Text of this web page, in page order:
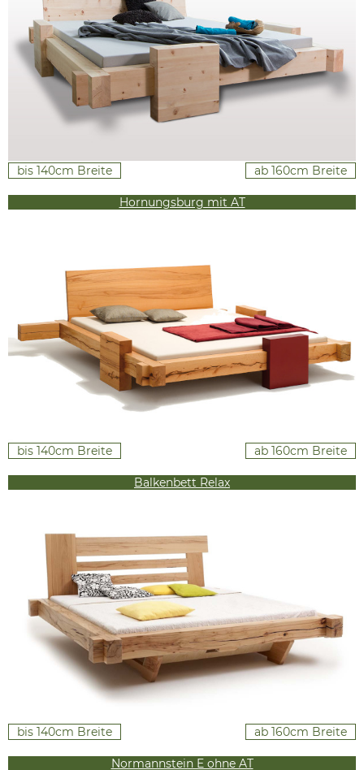
bis 140cm Breite ab 160cm Breite
Hornungsburg mit AT
bis 140cm Breite ab 160cm Breite
Balkenbett Relax
bis 140cm Breite ab 160cm Breite
Normannstein E ohne AT